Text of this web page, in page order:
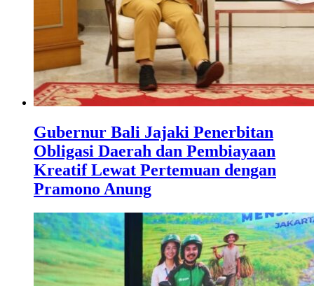
Gubernur Bali Jajaki Penerbitan
Obligasi Daerah dan Pembiayaan
Kreatif Lewat Pertemuan dengan
Pramono Anung